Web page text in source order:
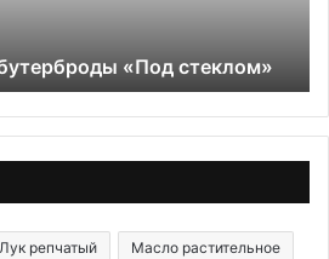
«Под стеклом»
Лук репчатый Масло растительное